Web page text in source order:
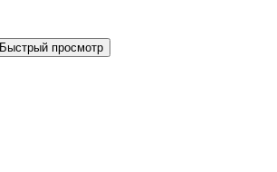
Быстрый просмотр